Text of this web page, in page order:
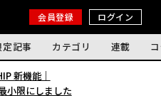
会員登録 ログイン
記事 カテゴリ 連載
新機能｜
小限にしました